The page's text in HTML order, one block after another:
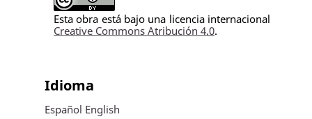
Esta obra está bajo una licencia internacional
Creative Commons Atribución 4.0.
Idioma
Español English